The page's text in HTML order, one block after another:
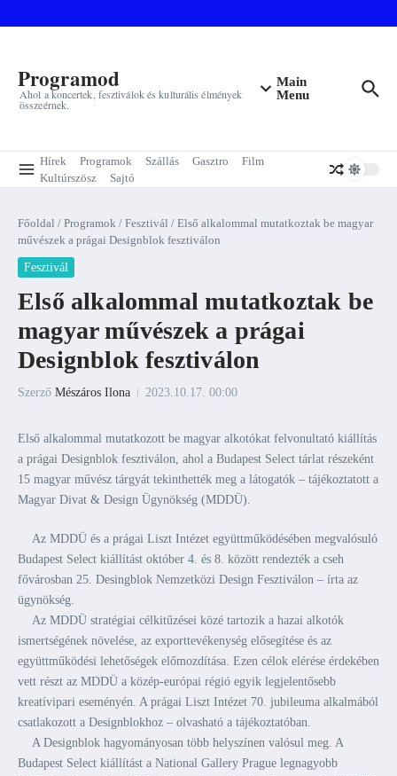
Programod
Ahol a koncertek, fesztiválok és kulturális élmények
összeérnek.
Main
Menu
Hírek Programok Szállás Gasztro
Film
Kultúrszösz
Sajtó
Főoldal / Programok / Fesztivál / Első alkalommal mutatkoztak be magyar
művészek a prágai Designblok fesztiválon
Fesztivál
Első alkalommal mutatkoztak be
magyar művészek a prágai
Designblok fesztiválon
Szerző Mészáros Ilona 2023.10.17. 00:00
Első alkalommal mutatkozott be magyar alkotókat felvonultató kiállítás
a prágai Designblok fesztiválon, ahol a Budapest Select tárlat részeként
15 magyar művész tárgyát tekinthették meg a látogatók – tájékoztatott a
Magyar Divat & Design Ügynökség (MDDÜ).
Az MDDÜ és a prágai Liszt Intézet együttműködésében megvalósuló
Budapest Select kiállítást október 4. és 8. között rendezték a cseh
fővárosban 25. Desingblok Nemzetközi Design Fesztiválon – írta az
ügynökség.
Az MDDÜ stratégiai célkitűzései közé tartozik a hazai alkotók
ismertségének növelése, az exporttevékenység elősegítése és az
együttműködési lehetőségek előmozdítása. Ezen célok elérése érdekében
vett részt az MDDÜ a közép-európai régió egyik legjelentősebb
kreatívipari eseményén. A prágai Liszt Intézet 70. jubileuma alkalmából
csatlakozott a Designblokhoz – olvasható a tájékoztatóban.
A Designblok hagyományosan több helyszínen valósul meg. A
Budapest Select kiállítást a National Gallery Prague legnagyobb